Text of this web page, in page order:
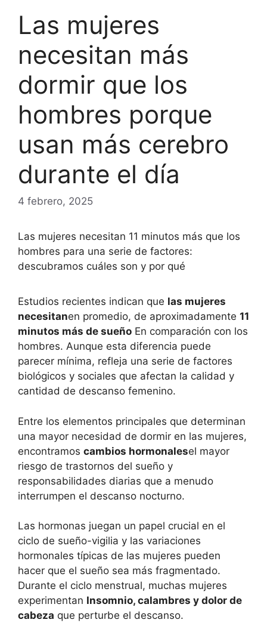
Las mujeres
necesitan más
dormir que los
hombres porque
usan más cerebro
durante el día
4 febrero, 2025
Las mujeres necesitan 11 minutos más que los
hombres para una serie de factores:
descubramos cuáles son y por qué
Estudios recientes indican que las mujeres
necesitanen promedio, de aproximadamente 11
minutos más de sueño En comparación con los
hombres. Aunque esta diferencia puede
parecer mínima, refleja una serie de factores
biológicos y sociales que afectan la calidad y
cantidad de descanso femenino.
Entre los elementos principales que determinan
una mayor necesidad de dormir en las mujeres,
encontramos cambios hormonalesel mayor
riesgo de trastornos del sueño y
responsabilidades diarias que a menudo
interrumpen el descanso nocturno.
Las hormonas juegan un papel crucial en el
ciclo de sueño-vigilia y las variaciones
hormonales típicas de las mujeres pueden
hacer que el sueño sea más fragmentado.
Durante el ciclo menstrual, muchas mujeres
experimentan Insomnio, calambres y dolor de
cabeza que perturbe el descanso.